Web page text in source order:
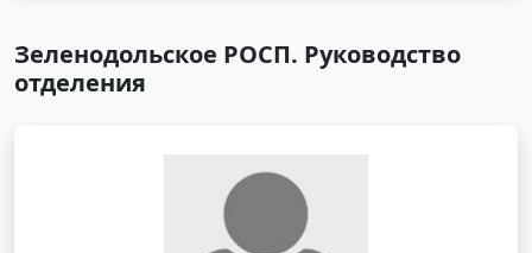
Зеленодольское РОСП. Руководство
отделения